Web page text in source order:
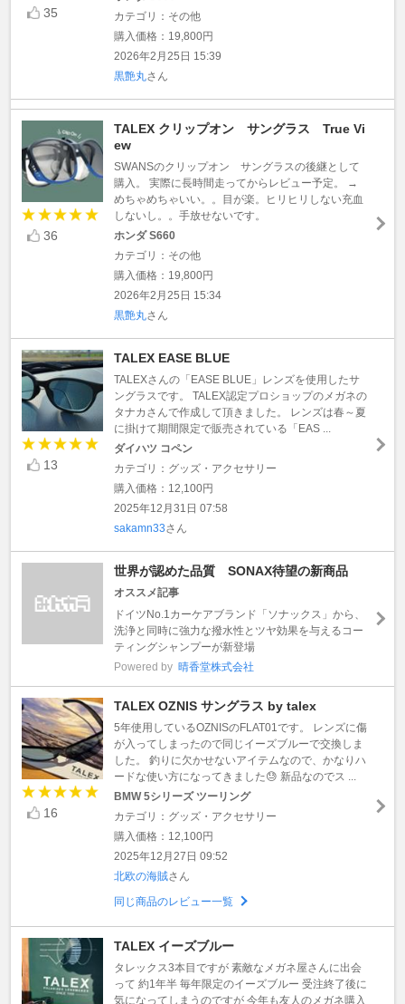
35
カテゴリ：その他
購入価格：19,800円
2026年2月25日 15:39
黒艶丸さん
36
TALEX クリップオン サングラス True Vi
ew
SWANSのクリップオン サングラスの後継として
購入。 実際に長時間走ってからレビュー予定。 →
めちゃめちゃいい。。目が楽。ヒリヒリしない充血
しないし。。手放せないです。
ホンダ S660
カテゴリ：その他
購入価格：19,800円
2026年2月25日 15:34
黒艶丸さん
13
TALEX EASE BLUE
TALEXさんの「EASE BLUE」レンズを使用したサ
ングラスです。 TALEX認定プロショップのメガネの
タナカさんで作成して頂きました。 レンズは春～夏
に掛けて期間限定で販売されている「EAS ...
ダイハツ コペン
カテゴリ：グッズ・アクセサリー
購入価格：12,100円
2025年12月31日 07:58
sakamn33さん
世界が認めた品質 SONAX待望の新商品
オススメ記事
ドイツNo.1カーケアブランド「ソナックス」から、
洗浄と同時に強力な撥水性とツヤ効果を与えるコー
ティングシャンプーが新登場
Powered by 晴香堂株式会社
16
TALEX OZNIS サングラス by talex
5年使用しているOZNISのFLAT01です。 レンズに傷
が入ってしまったので同じイーズブルーで交換しま
した。 釣りに欠かせないアイテムなので、かなりハ
ードな使い方になってきました😓 新品なのでス ...
BMW 5シリーズ ツーリング
カテゴリ：グッズ・アクセサリー
購入価格：12,100円
2025年12月27日 09:52
北欧の海賊さん
同じ商品のレビュー一覧
TALEX イーズブルー
タレックス3本目ですが 素敵なメガネ屋さんに出会
って 約1年半 毎年限定のイーズブルー 受注終了後に
気になってしまうのですが 今年も友人のメガネ購入